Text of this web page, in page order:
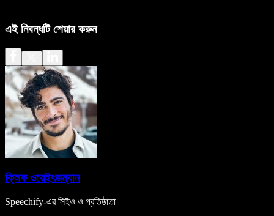
এই নিবন্ধটি শেয়ার করুন
ক্লিফ ওয়েইৎজম্যান
Speechify-এর সিইও ও প্রতিষ্ঠাতা